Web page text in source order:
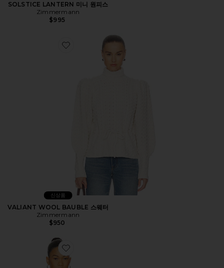
SOLSTICE LANTERN 미니 원피스
Zimmermann
$995
신상품
VALIANT WOOL BAUBLE 스웨터
Zimmermann
$950
Favorite ROSELIGHT 비키니 탑